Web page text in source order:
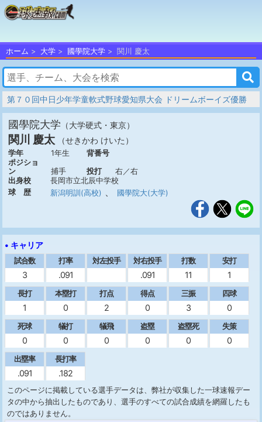
ホーム 大学 國學院大学 関川 慶太
第７０回中日少年学童軟式野球愛知県大会 ドリームボーイズ優勝
國學院大学 （大学硬式・東京）
関川 慶太 （せきかわ けいた）
学年 1年生
背番号
ポジショ
ン
捕手 投打
右／右
出身校
長岡市立北辰中学校
球 歴
新潟明訓(高校) 、 國學院大(大学)
• キャリア
試合数
3
打率
.091
対左投手 対右投手
.091
打数
11
安打
1
長打
1
本塁打
0
打点
2
得点
0
三振
3
四球
0
死球
0
犠打
0
犠飛
0
盗塁
0
盗塁死
0
失策
0
出塁率
.091
長打率
.182
このページに掲載している選手データは、弊社が収集した一球速報デー
タの中から抽出したものであり、選手のすべての試合成績を網羅したも
のではありません。